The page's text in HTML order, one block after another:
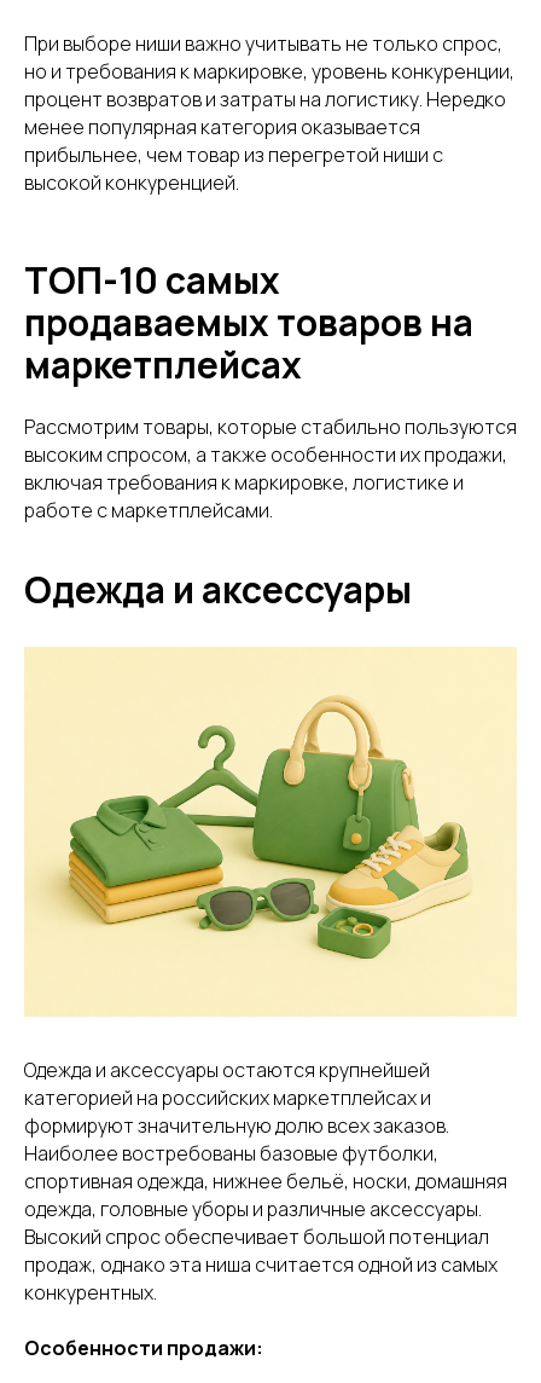
При выборе ниши важно учитывать не только спрос,
но и требования к маркировке, уровень конкуренции,
процент возвратов и затраты на логистику. Нередко
менее популярная категория оказывается
прибыльнее, чем товар из перегретой ниши с
высокой конкуренцией.
ТОП-10 самых
продаваемых товаров на
маркетплейсах
Рассмотрим товары, которые стабильно пользуются
высоким спросом, а также особенности их продажи,
включая требования к маркировке, логистике и
работе с маркетплейсами.
Одежда и аксессуары
Одежда и аксессуары остаются крупнейшей
категорией на российских маркетплейсах и
формируют значительную долю всех заказов.
Наиболее востребованы базовые футболки,
спортивная одежда, нижнее бельё, носки, домашняя
одежда, головные уборы и различные аксессуары.
Высокий спрос обеспечивает большой потенциал
продаж, однако эта ниша считается одной из самых
конкурентных.
Особенности продажи:
ПОЛУЧИТЬ СПИСОК
согласие на обработку
персональных данных.Подробнее можно